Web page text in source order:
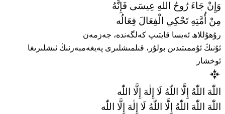
وَإِنْ جَاءَ رُوحُ اللهِ عِيسَى فَإِنَّهُ
مِنْ أُمَّتِهِ تَحْكِي الْفِعَالَ فِعَالُه
رۇھۇللاھ ئەيسا قايتىپ كەلگەندە، جەزمەن
ئۇنىڭ ئۇممىتىدىن بولۇر، قىلمىشلىرى پەيغەمبەرنىڭ ئىشلىرىغا
ئوخشار
اللّٰهَ اللّٰهُ إِلَّا اللّٰهُ لَا إِلٰهَ إِلَّا اللّٰه
اللّٰهَ اللّٰهَ اللّٰهُ إِلَّا اللّٰهُ لَا إِلٰهَ إِلَّا اللّٰه